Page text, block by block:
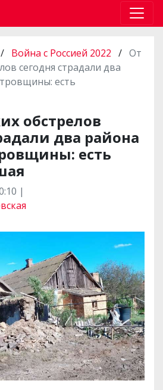
/ Война с Россией 2022 / От
сегодня страдали два
есть
обстрелов
два района
есть
|